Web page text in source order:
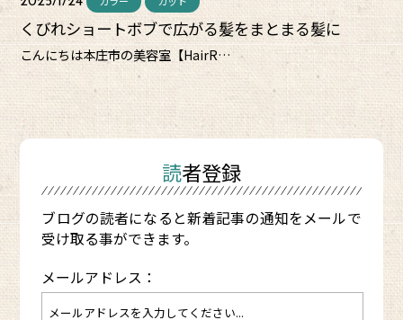
くびれショートボブで広がる髪をまとまる髪に
こんにちは本庄市の美容室【HairR…
読者登録
ブログの読者になると新着記事の通知をメールで
受け取る事ができます。
メールアドレス：